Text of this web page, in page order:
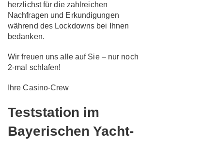
herzlichst für die zahlreichen
Nachfragen und Erkundigungen
während des Lockdowns bei Ihnen
bedanken.
Wir freuen uns alle auf Sie – nur noch
2-mal schlafen!
Ihre Casino-Crew
Teststation im
Bayerischen Yacht-